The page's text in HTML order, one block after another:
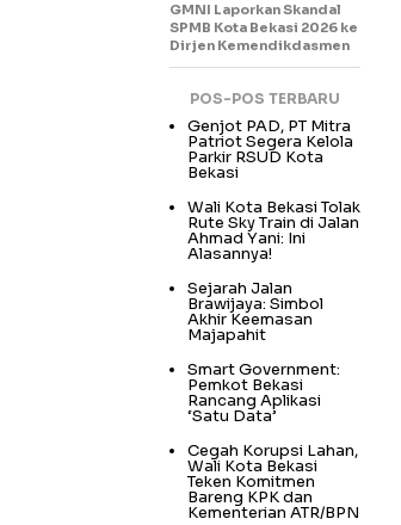
GMNI Laporkan Skandal
SPMB Kota Bekasi 2026 ke
Dirjen Kemendikdasmen
POS-POS TERBARU
Genjot PAD, PT Mitra
Patriot Segera Kelola
Parkir RSUD Kota
Bekasi
Wali Kota Bekasi Tolak
Rute Sky Train di Jalan
Ahmad Yani: Ini
Alasannya!
Sejarah Jalan
Brawijaya: Simbol
Akhir Keemasan
Majapahit
Smart Government:
Pemkot Bekasi
Rancang Aplikasi
‘Satu Data’
Cegah Korupsi Lahan,
Wali Kota Bekasi
Teken Komitmen
Bareng KPK dan
Kementerian ATR/BPN